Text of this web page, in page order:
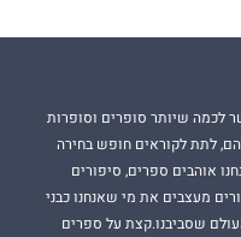
לכמה שיותר סופרים וסופרות
לתת לקוראים חופש בחירה
אוהבים ספרים, סיפורים
מעצבים את מי שאנחנו כבני
שסביבנו.קצת על ספרים